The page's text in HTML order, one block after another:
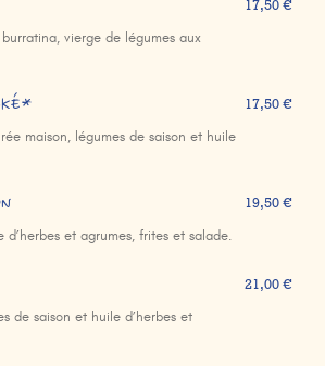
vierge de légumes aux
17,50 €
maison, légumes de saison et huile
17,50 €
d’herbes et agrumes, frites et salade.
19,50 €
de saison et huile d’herbes et
21,00 €